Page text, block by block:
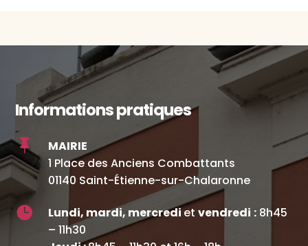
Informations pratiques

MAIRIE
1 Place des Anciens Combattants
01140 Saint-Étienne-sur-Chalaronne
 Lundi, mardi, mercrediet vendredi :8h45
– 11h30